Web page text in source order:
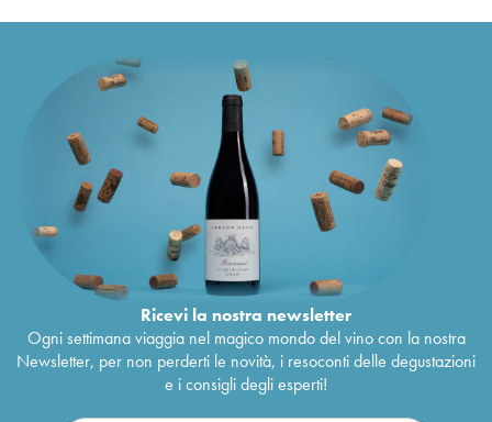
Ricevi la nostra newsletter
Ogni settimana viaggia nel magico mondo del vino con la nostra
Newsletter, per non perderti le novità, i resoconti delle degustazioni
e i consigli degli esperti!